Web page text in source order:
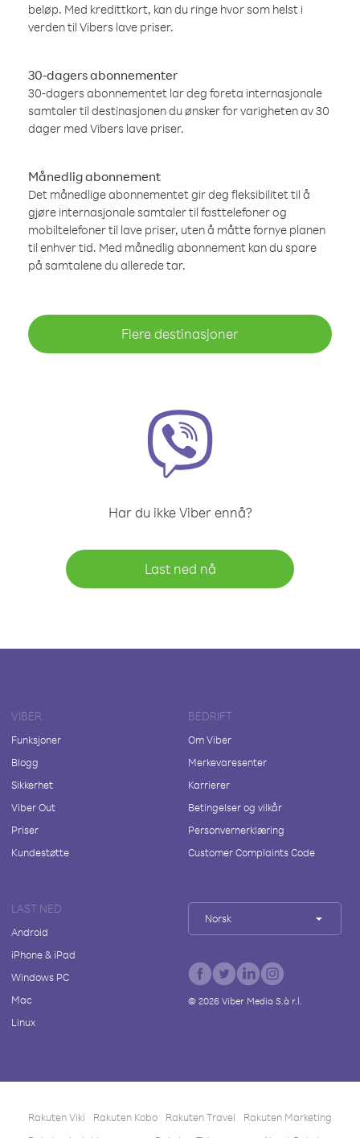
beløp. Med kredittkort, kan du ringe hvor som helst i
verden til Vibers lave priser.
30-dagers abonnementer
30-dagers abonnementet lar deg foreta internasjonale
samtaler til destinasjonen du ønsker for varigheten av 30
dager med Vibers lave priser.
Månedlig abonnement
Det månedlige abonnementet gir deg fleksibilitet til å
gjøre internasjonale samtaler til fasttelefoner og
mobiltelefoner til lave priser, uten å måtte fornye planen
til enhver tid. Med månedlig abonnement kan du spare
på samtalene du allerede tar.
Flere destinasjoner
Har du ikke Viber ennå?
Last ned nå
VIBER
Funksjoner
Blogg
Sikkerhet
Viber Out
Priser
Kundestøtte
BEDRIFT
Om Viber
Merkevaresenter
Karrierer
Betingelser og vilkår
Personvernerklæring
Customer Complaints Code
LAST NED
Android
iPhone & iPad
Windows PC
Mac
Linux
Norsk
© 2026Viber Media S.à r.l.
Rakuten Viki Rakuten Kobo Rakuten Travel
Rakuten Marketing